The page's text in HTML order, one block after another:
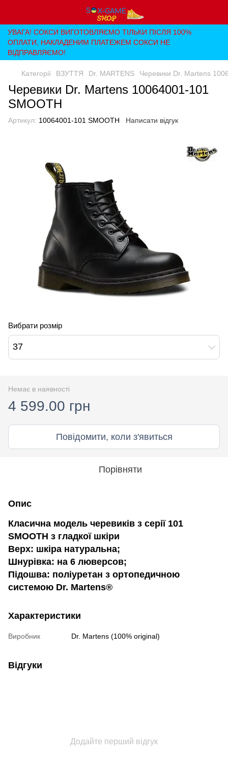
УВАГА! СОКСИ ВИГОТОВЛЯЄМО ТІЛЬКИ ПІСЛЯ 100%
ОПЛАТИ, НАКЛАДЕНИМ ПЛАТЕЖЕМ СОКСИ НЕ
ВІДПРАВЛЯЄМО!
Категорії ВЗУТТЯ Dr. MARTENS Черевики Dr. Martens
Черевики Dr. Martens 10064001-101
SMOOTH
Артикул: 10064001-101 SMOOTH Написати відгук
Вибрати розмір
37
Немає в наявності
4 599.00 грн
Повідомити, коли з'явиться
Порівняти
Опис
Класична модель черевиків з серії 101
SMOOTH з гладкої шкіри
Верх: шкіра натуральна;
Шнурівка: на 6 люверсов;
Підошва: поліуретан з ортопедичною
системою Dr. Martens®
Характеристики
Виробник Dr. Martens (100% original)
Відгуки
Додайте перший відгук